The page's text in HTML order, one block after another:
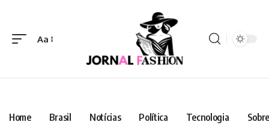
Aa
Home Brasil Notícias Política Tecnologia